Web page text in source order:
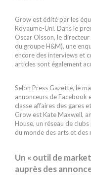
Grow est édité par les
Royaume-Uni. Dans le
Oscar Olsson, le
du groupe H&M), une
encore des interviews et
articles sont également
Selon Press Gazette, le
annonceurs de Facebook
classe affaires des gares
Grow est Kate Maxwell,
House, un réseau de
du monde des arts et des
Un « outil de
auprès des